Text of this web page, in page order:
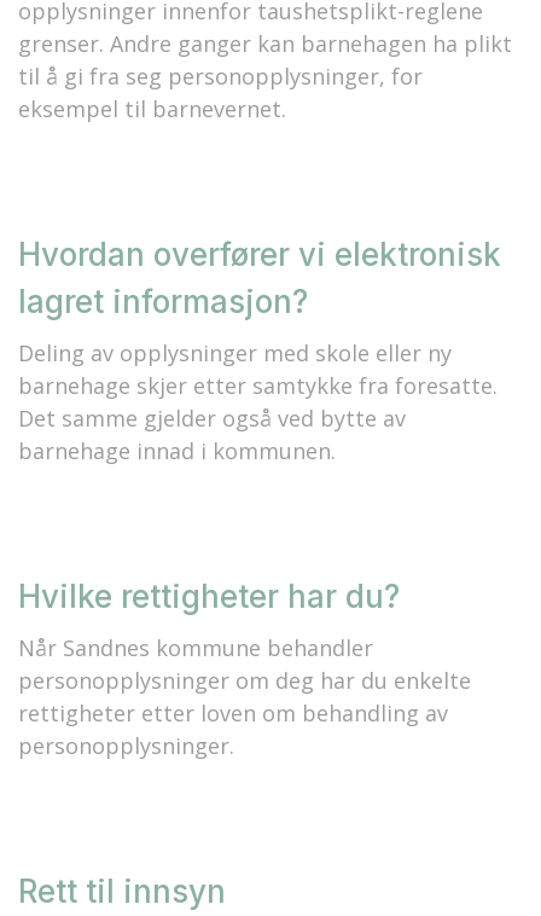
opplysninger innenfor taushetsplikt-reglene
grenser. Andre ganger kan barnehagen ha plikt
til å gi fra seg personopplysninger, for
eksempel til barnevernet.
Hvordan overfører vi elektronisk
lagret informasjon?
Deling av opplysninger med skole eller ny
barnehage skjer etter samtykke fra foresatte.
Det samme gjelder også ved bytte av
barnehage innad i kommunen.
Hvilke rettigheter har du?
Når Sandnes kommune behandler
personopplysninger om deg har du enkelte
rettigheter etter loven om behandling av
personopplysninger.
Rett til innsyn